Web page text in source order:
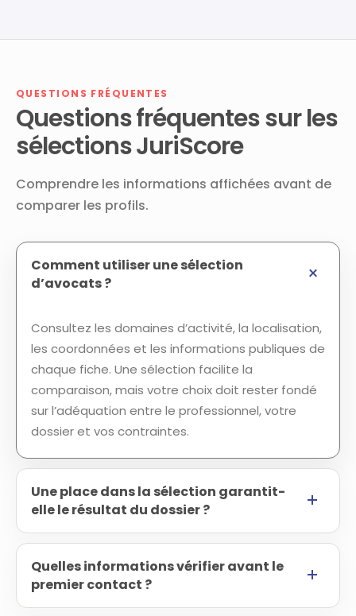
QUESTIONS FRÉQUENTES
Questions fréquentes sur les
sélections JuriScore
Comprendre les informations affichées avant de
comparer les profils.
Comment utiliser une sélection
d’avocats ?
Consultez les domaines d’activité, la localisation,
les coordonnées et les informations publiques de
chaque fiche. Une sélection facilite la
comparaison, mais votre choix doit rester fondé
sur l’adéquation entre le professionnel, votre
dossier et vos contraintes.
Une place dans la sélection garantit-
elle le résultat du dossier ?
Quelles informations vérifier avant le
premier contact ?